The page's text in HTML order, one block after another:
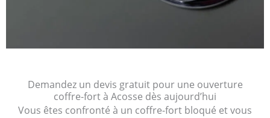
Demandez un devis gratuit pour une ouverture
coffre-fort à Acosse dès aujourd’hui
Vous êtes confronté à un coffre-fort bloqué et vous